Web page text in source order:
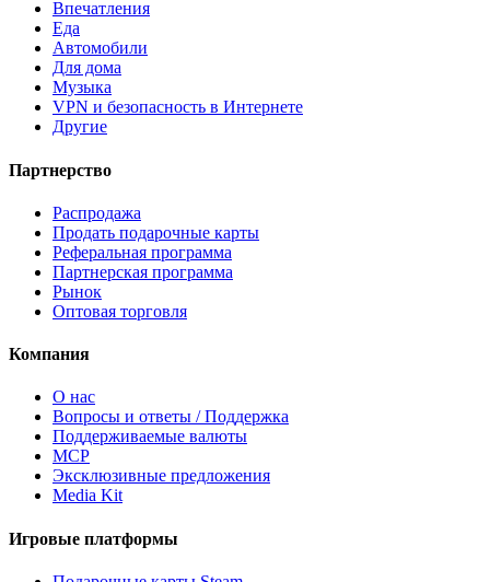
Впечатления
Еда
Автомобили
Для дома
Музыка
VPN и безопасность в Интернете
Другие
Партнерство
Распродажа
Продать подарочные карты
Реферальная программа
Партнерская программа
Рынок
Оптовая торговля
Компания
О нас
Вопросы и ответы / Поддержка
Поддерживаемые валюты
MCP
Эксклюзивные предложения
Media Kit
Игровые платформы